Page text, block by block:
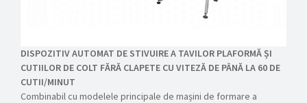
DISPOZITIV AUTOMAT DE STIVUIRE A TAVILOR PLAFORMĂ ȘI
CUTIILOR DE COLT FĂRĂ CLAPETE CU VITEZĂ DE PÂNĂ LA 60 DE
CUTII/MINUT
Combinabil cu modelele principale de mașini de formare a